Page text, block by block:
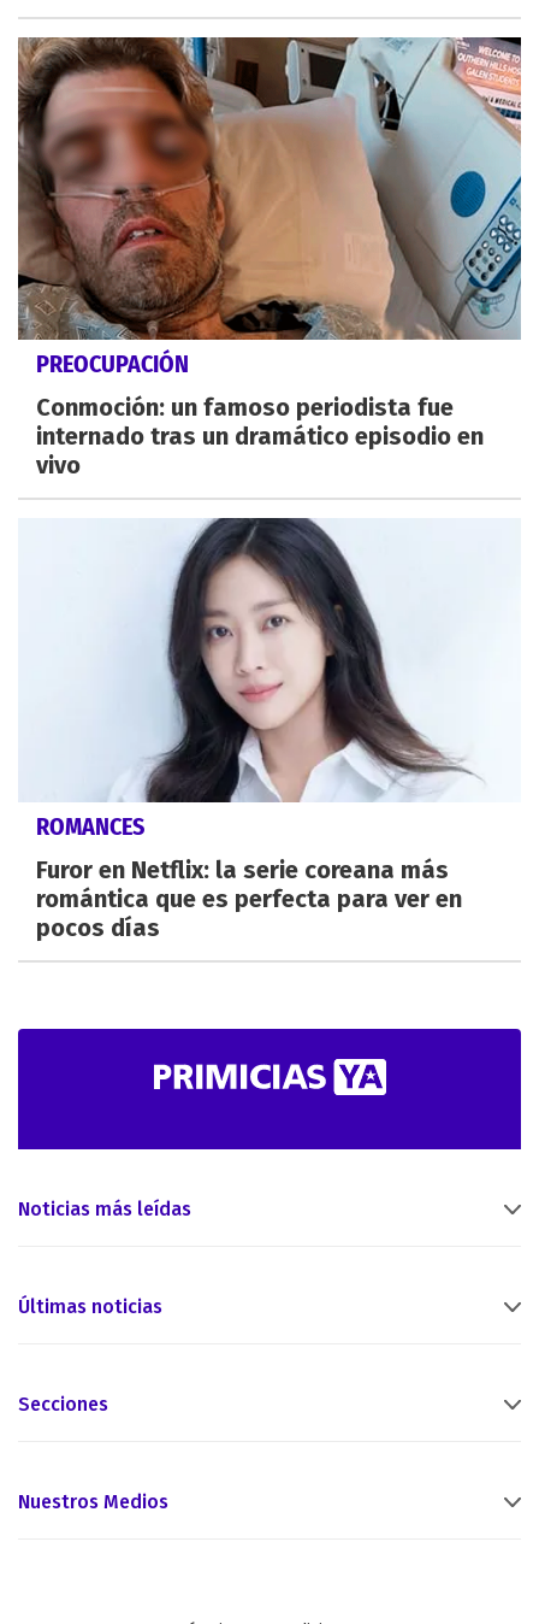
PREOCUPACIÓN
Conmoción: un famoso periodista fue
internado tras un dramático episodio en
vivo
ROMANCES
Furor en Netflix: la serie coreana más
romántica que es perfecta para ver en
pocos días
Noticias más leídas
Últimas noticias
Secciones
Nuestros Medios